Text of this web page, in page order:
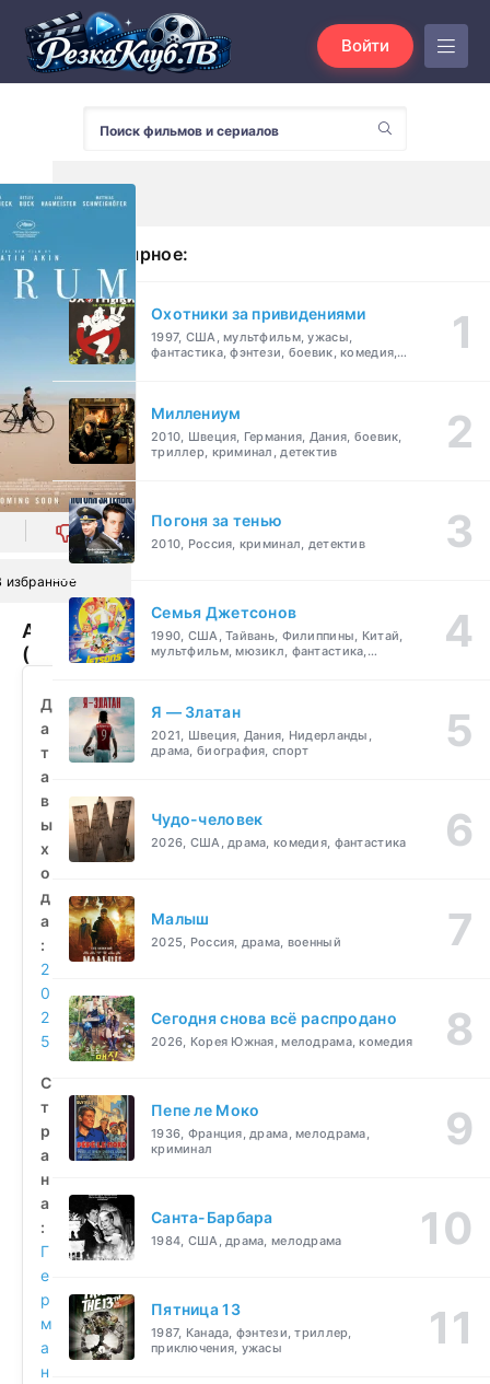
Войти
0
избранное
Амрум
(2025)
бесплатно
Д
а
т
а
в
ы
х
о
д
а
:
2
0
2
5
С
т
р
а
н
а
:
Г
е
р
м
а
н
Популярное:
Охотники за привидениями
1997, США, мультфильм, ужасы,
фантастика, фэнтези, боевик, комедия,
Миллениум
2010, Швеция, Германия, Дания, боевик,
триллер, криминал, детектив
Погоня за тенью
2010, Россия, криминал, детектив
Семья Джетсонов
1990, США, Тайвань, Филиппины, Китай,
мультфильм, мюзикл, фантастика,
Я — Златан
2021, Швеция, Дания, Нидерланды,
драма, биография, спорт
Чудо-человек
2026, США, драма, комедия, фантастика
Малыш
2025, Россия, драма, военный
Сегодня снова всё распродано
2026, Корея Южная, мелодрама, комедия
Пепе ле Моко
1936, Франция, драма, мелодрама,
криминал
Санта-Барбара
1984, США, драма, мелодрама
Пятница 13
1987, Канада, фэнтези, триллер,
приключения, ужасы